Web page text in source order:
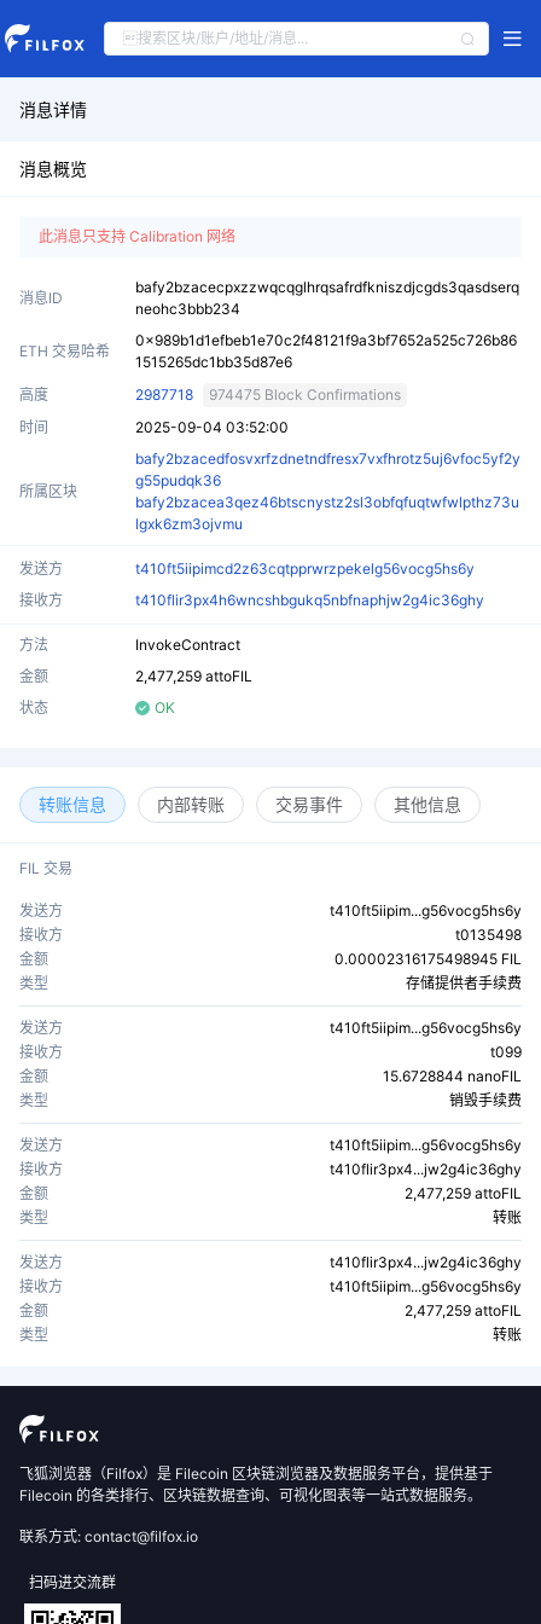
消息详情
消息概览
此消息只支持 Calibration 网络
消息ID
bafy2bzacecpxzzwqcqglhrqsafrdfkniszdjcgds3qasdserq
neohc3bbb234
ETH 交易哈希
0x989b1d1efbeb1e70c2f48121f9a3bf7652a525c726b86
1515265dc1bb35d87e6
高度
2987718
974475 Block Confirmations
时间
2025-09-04 03:52:00
所属区块
bafy2bzacedfosvxrfzdnetndfresx7vxfhrotz5uj6vfoc5yf2y
g55pudqk36
bafy2bzacea3qez46btscnystz2sl3obfqfuqtwfwlpthz73u
lgxk6zm3ojvmu
发送方
t410ft5iipimcd2z63cqtpprwrzpekelg56vocg5hs6y
接收方
t410flir3px4h6wncshbgukq5nbfnaphjw2g4ic36ghy
方法
InvokeContract
金额
2,477,259 attoFIL
状态
OK
转账信息 内部转账 交易事件 其他信息
FIL 交易
发送方
t410ft5iipim...g56vocg5hs6y
接收方
t0135498
金额
0.00002316175498945 FIL
类型
存储提供者手续费
发送方
t410ft5iipim...g56vocg5hs6y
接收方
t099
金额
15.6728844 nanoFIL
类型
销毁手续费
发送方
t410ft5iipim...g56vocg5hs6y
接收方
t410flir3px4...jw2g4ic36ghy
金额
2,477,259 attoFIL
类型
转账
发送方
t410flir3px4...jw2g4ic36ghy
接收方
t410ft5iipim...g56vocg5hs6y
金额
2,477,259 attoFIL
类型
转账
飞狐浏览器（Filfox）是 Filecoin 区块链浏览器及数据服务平台，提供基于
Filecoin 的各类排行、区块链数据查询、可视化图表等一站式数据服务。
联系方式: contact@filfox.io
扫码进交流群